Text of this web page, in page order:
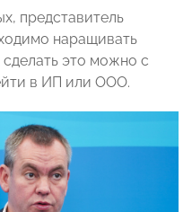
представитель
наращивать
это можно с
в ИП или ООО.